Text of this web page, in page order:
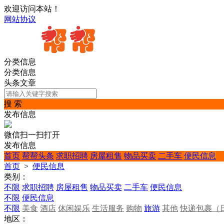
欢迎访问本站！
网站协议
分类信息
分类信息
头条文章
搜 索
发布信息
微信扫一扫打开
发布信息
首页 帮帮头条 求职招聘 房屋租售 物品买卖 二手车 便民信息
首页 > 便民信息
类别：
不限 求职招聘 房屋租售 物品买卖 二手车 便民信息
不限 便民信息
不限 美食 酒店 休闲娱乐 生活服务 购物 旅游 其他 快递包裹（
地区：